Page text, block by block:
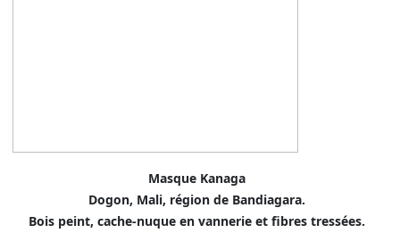
Masque Kanaga
Dogon, Mali, région de Bandiagara.
Bois peint, cache-nuque en vannerie et fibres tressées.